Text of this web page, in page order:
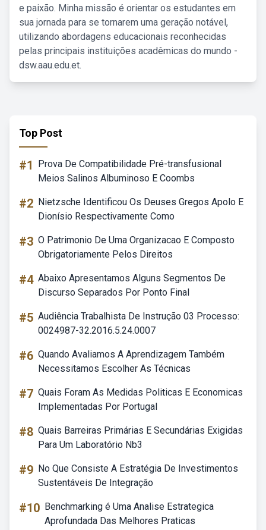
e paixão. Minha missão é orientar os estudantes em
sua jornada para se tornarem uma geração notável,
utilizando abordagens educacionais reconhecidas
pelas principais instituições acadêmicas do mundo -
dsw.aau.edu.et.
Top Post
#1
Prova De Compatibilidade Pré-transfusional
Meios Salinos Albuminoso E Coombs
#2 Nietzsche Identificou Os Deuses Gregos Apolo E
Dionísio Respectivamente Como
#3 O Patrimonio De Uma Organizacao E Composto
Obrigatoriamente Pelos Direitos
#4 Abaixo Apresentamos Alguns Segmentos De
Discurso Separados Por Ponto Final
#5 Audiência Trabalhista De Instrução 03 Processo:
0024987-32.2016.5.24.0007
#6 Quando Avaliamos A Aprendizagem Também
Necessitamos Escolher As Técnicas
#7 Quais Foram As Medidas Politicas E Economicas
Implementadas Por Portugal
#8 Quais Barreiras Primárias E Secundárias Exigidas
Para Um Laboratório Nb3
#9 No Que Consiste A Estratégia De Investimentos
Sustentáveis De Integração
#10 Benchmarking é Uma Analise Estrategica
Aprofundada Das Melhores Praticas